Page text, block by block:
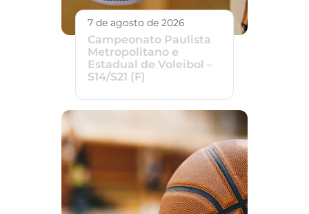
7 de agosto de 2026
Campeonato Paulista
Metropolitano e
Estadual de Voleibol –
S14/S21 (F)